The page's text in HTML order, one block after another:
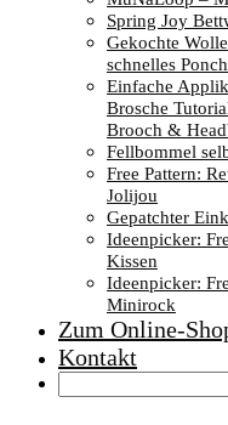
Spring Joy
Gekochte
schnelles
Einfache
Brosche
Brooch &
Fellbommel
Free Pattern:
Jolijou
Gepatchter
Ideenpicker:
Kissen
Ideenpicker:
Minirock
Zum Online-
Kontakt